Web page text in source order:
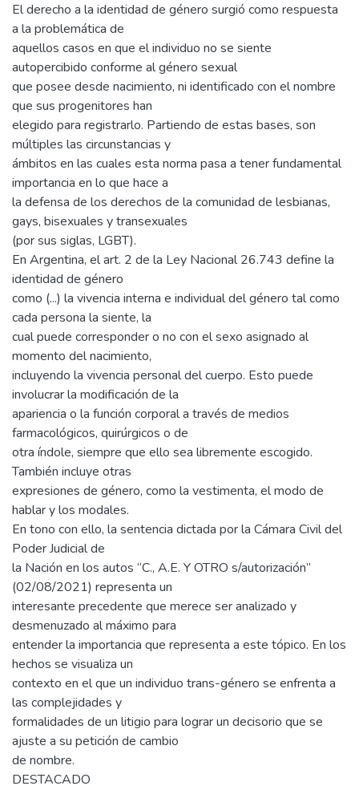
El derecho a la identidad de género surgió como respuesta
a la problemática de
aquellos casos en que el individuo no se siente
autopercibido conforme al género sexual
que posee desde nacimiento, ni identificado con el nombre
que sus progenitores han
elegido para registrarlo. Partiendo de estas bases, son
múltiples las circunstancias y
ámbitos en las cuales esta norma pasa a tener fundamental
importancia en lo que hace a
la defensa de los derechos de la comunidad de lesbianas,
gays, bisexuales y transexuales
(por sus siglas, LGBT).
En Argentina, el art. 2 de la Ley Nacional 26.743 define la
identidad de género
como (...) la vivencia interna e individual del género tal como
cada persona la siente, la
cual puede corresponder o no con el sexo asignado al
momento del nacimiento,
incluyendo la vivencia personal del cuerpo. Esto puede
involucrar la modificación de la
apariencia o la función corporal a través de medios
farmacológicos, quirúrgicos o de
otra índole, siempre que ello sea libremente escogido.
También incluye otras
expresiones de género, como la vestimenta, el modo de
hablar y los modales.
En tono con ello, la sentencia dictada por la Cámara Civil del
Poder Judicial de
la Nación en los autos “C., A.E. Y OTRO s/autorización”
(02/08/2021) representa un
interesante precedente que merece ser analizado y
desmenuzado al máximo para
entender la importancia que representa a este tópico. En los
hechos se visualiza un
contexto en el que un individuo trans-género se enfrenta a
las complejidades y
formalidades de un litigio para lograr un decisorio que se
ajuste a su petición de cambio
de nombre.
DESTACADO